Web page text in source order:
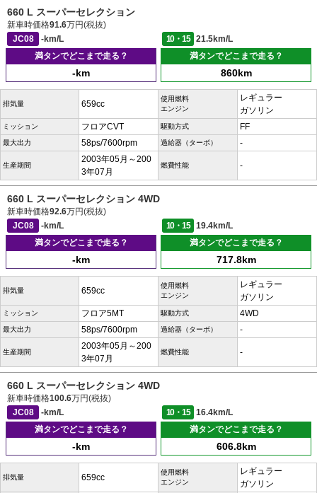
660 L スーパーセレクション
新車時価格91.6万円(税抜)
JC08
-km/L 10・15
21.5km/L
満タンでどこまで走る？
-km
満タンでどこまで走る？
860km
排気量 659cc
使用燃料
エンジン
レギュラー
ガソリン
ミッション フロアCVT 駆動方式 FF
最大出力 58ps/7600rpm 過給器（ターボ） -
生産期間
2003年05月～200
3年07月
燃費性能 -
660 L スーパーセレクション 4WD
新車時価格92.6万円(税抜)
JC08
-km/L 10・15
19.4km/L
満タンでどこまで走る？
-km
満タンでどこまで走る？
717.8km
排気量 659cc
使用燃料
エンジン
レギュラー
ガソリン
ミッション フロア5MT 駆動方式 4WD
最大出力 58ps/7600rpm 過給器（ターボ） -
生産期間
2003年05月～200
3年07月
燃費性能 -
660 L スーパーセレクション 4WD
新車時価格100.6万円(税抜)
JC08
-km/L 10・15
16.4km/L
満タンでどこまで走る？
-km
満タンでどこまで走る？
606.8km
排気量 659cc
使用燃料
エンジン
レギュラー
ガソリン